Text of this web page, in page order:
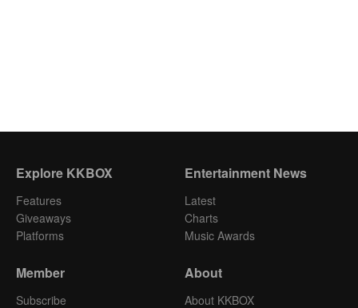
Explore KKBOX
Features
Giveaways
Platforms
Entertainment News
Latest
Charts
Music Awards
Member
Subscribe
About
About KKBOX